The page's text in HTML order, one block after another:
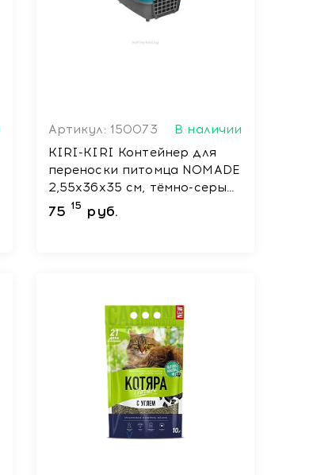
Артикул: 150073
В наличии
KIRI-KIRI Контейнер для
переноски питомца NOMADE
2,55x36x35 см, тёмно-серый/
бирюзовый, до 8 кг
75 15 руб.